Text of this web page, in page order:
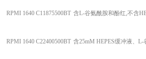
RPMI 1640C11875500BT 含L-谷氨酰胺和酚红,不含
RPMI 1640C22400500BT 含25mM HEPES缓冲液、